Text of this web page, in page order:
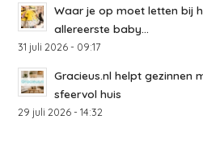
Waar je op moet letten bij
allereerste baby...
31 juli 2026 - 09:17
Gracieus.nl helpt gezinnen
sfeervol huis
29 juli 2026 - 14:32